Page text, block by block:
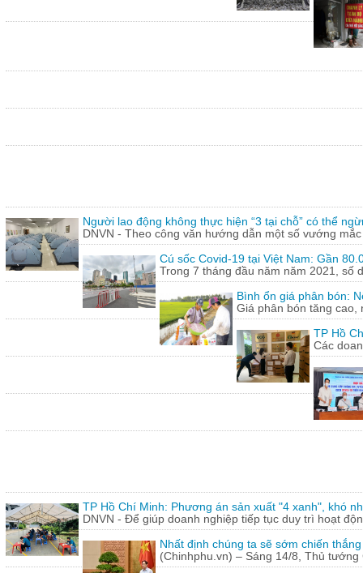
Người lao động không thực hiện “3 tại chỗ” có thể
DNVN - Theo công văn hướng dẫn một số vướng
Cú sốc Covid-19 tại Việt Nam: Gần
Trong 7 tháng đầu năm năm 2021, số
Bình ổn giá phân bón:
Giá phân bón tăng
TP Hồ
Các
TP Hồ Chí Minh: Phương án sản xuất "4 xanh", khó
DNVN - Để giúp doanh nghiệp tiếp tục duy trì hoạt
Nhất định chúng ta sẽ sớm chiến
(Chinhphu.vn) – Sáng 14/8, Thủ